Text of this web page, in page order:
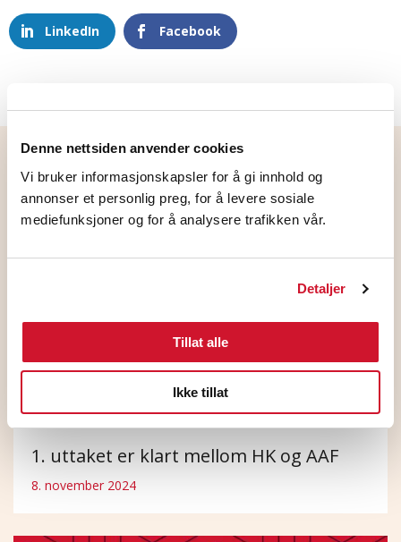
Denne nettsiden anvender cookies
Vi bruker informasjonskapsler for å gi innhold og
annonser et personlig preg, for å levere sosiale
mediefunksjoner og for å analysere trafikken vår.
Detaljer
Tillat alle
Ikke tillat
LinkedIn Facebook
Flere nyheter
1. uttaket er klart mellom HK og AAF
8. november 2024